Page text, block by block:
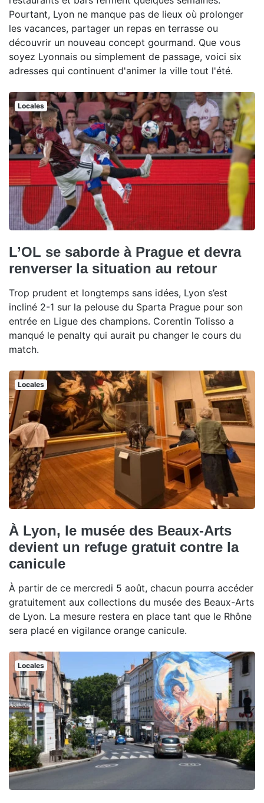
Pourtant, Lyon ne manque pas de lieux où prolonger
les vacances, partager un repas en terrasse ou
découvrir un nouveau concept gourmand. Que vous
soyez Lyonnais ou simplement de passage, voici six
adresses qui continuent d'animer la ville tout l'été.
Locales
L’OL se saborde à Prague et devra
renverser la situation au retour
Trop prudent et longtemps sans idées, Lyon s’est
incliné 2-1 sur la pelouse du Sparta Prague pour son
entrée en Ligue des champions. Corentin Tolisso a
manqué le penalty qui aurait pu changer le cours du
match.
Locales
À Lyon, le musée des Beaux-Arts
devient un refuge gratuit contre la
canicule
À partir de ce mercredi 5 août, chacun pourra accéder
gratuitement aux collections du musée des Beaux-Arts
de Lyon. La mesure restera en place tant que le Rhône
sera placé en vigilance orange canicule.
Locales